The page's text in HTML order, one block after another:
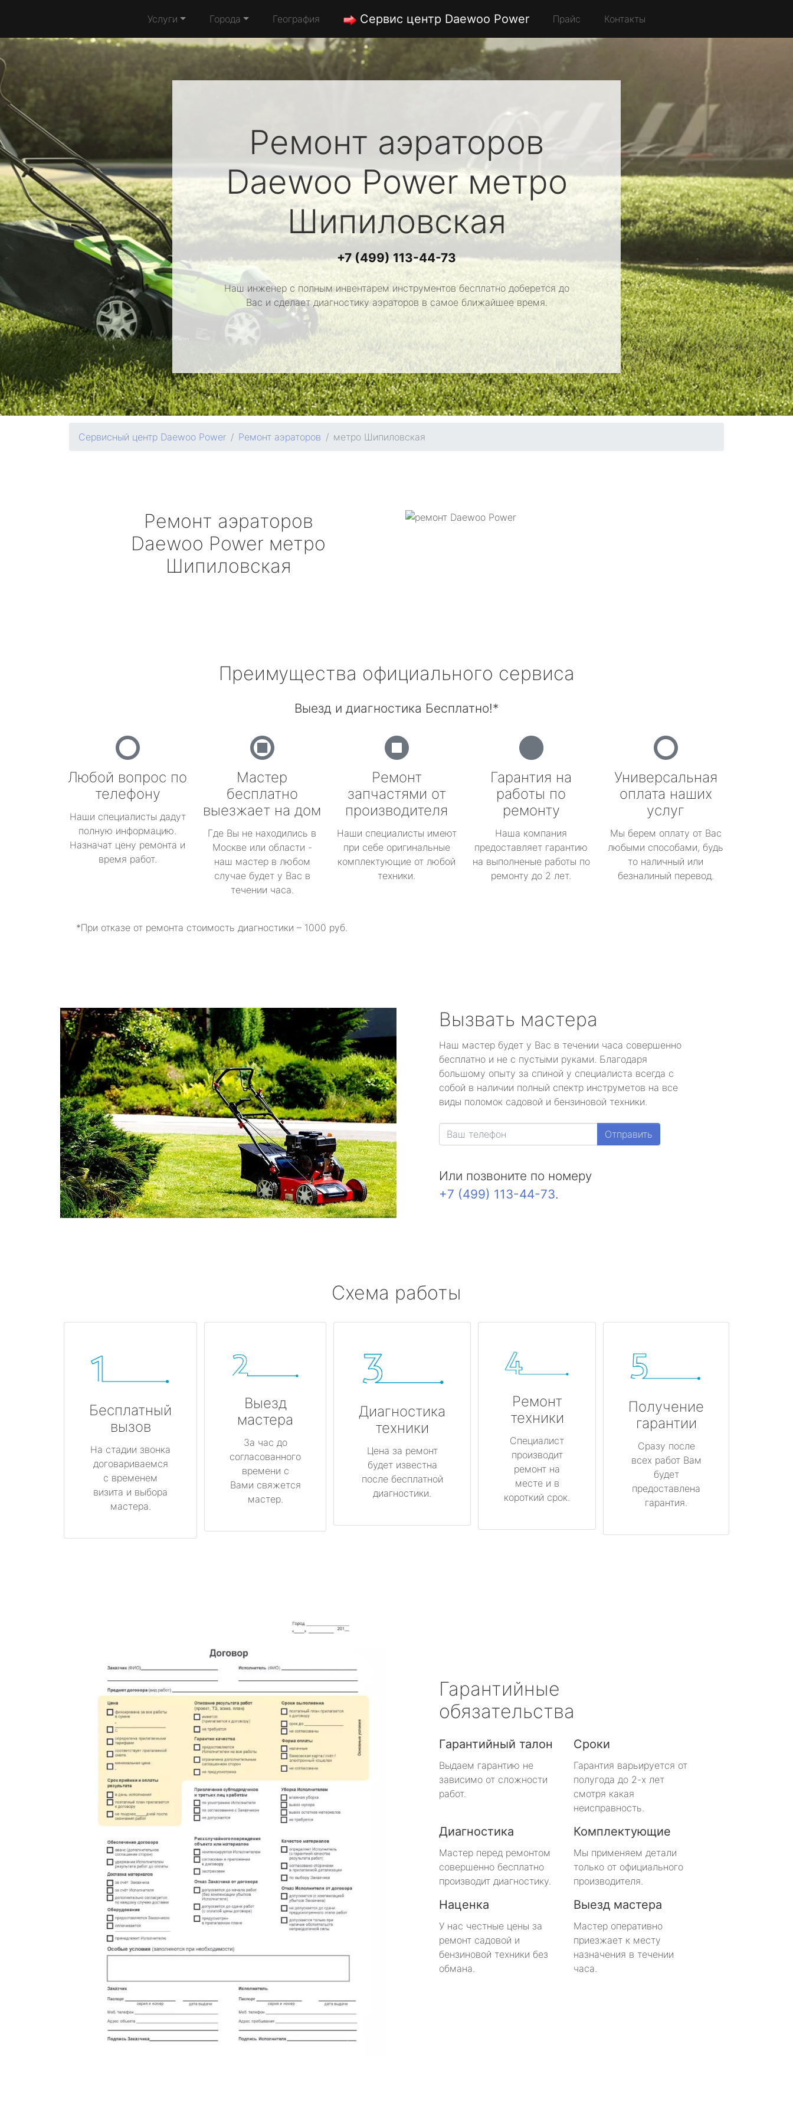
Услуги Города География Сервис центр Daewoo Power Прайс Контакты
Ремонт аэраторов
Daewoo Powerметро
Шипиловская
+7 (499) 113-44-73
Наш инженер с полным инвентарем инструментов бесплатно доберется до
Вас и сделает диагностику аэраторов в самое ближайшее время.
Сервисный центр Daewoo Power Ремонт аэраторов метро Шипиловская
Ремонт аэраторов
Daewoo Power метро
Шипиловская
Преимущества официального сервиса
Выезд и диагностика Бесплатно!*
Любой вопрос по
телефону
Наши специалисты дадут
полную информацию.
Назначат цену ремонта и
время работ.
Мастер
бесплатно
выезжает на дом
Где Вы не находились в
Москве или области -
наш мастер в любом
случае будет у Вас в
течении часа.
Ремонт
запчастями от
производителя
Наши специалисты имеют
при себе оригинальные
комплектующие от любой
техники.
Гарантия на
работы по
ремонту
Наша компания
предоставляет гарантию
на выполненые работы по
ремонту до 2 лет.
Универсальная
оплата наших
услуг
Мы берем оплату от Вас
любыми способами, будь
то наличный или
безналиный перевод.
*При отказе от ремонта стоимость диагностики – 1000 руб.
Вызвать мастера
Наш мастер будет у Вас в течении часа совершенно
бесплатно и не с пустыми руками. Благодаря
большому опыту за спиной у специалиста всегда с
собой в наличии полный спектр инструметов на все
виды поломок садовой и бензиновой техники.
Отправить
Или позвоните по номеру
+7 (499) 113-44-73.
Схема работы
Бесплатный
вызов
На стадии звонка
договариваемся
с временем
визита и выбора
мастера.
Выезд
мастера
За час до
согласованного
времени с
Вами свяжется
мастер.
Диагностика
техники
Цена за ремонт
будет известна
после бесплатной
диагностики.
Ремонт
техники
Специалист
производит
ремонт на
месте и в
короткий срок.
Получение
гарантии
Сразу после
всех работ Вам
будет
предоставлена
гарантия.
Гарантийные
обязательства
Гарантийный талон
Выдаем гарантию не
зависимо от сложности
работ.
Сроки
Гарантия варьируется от
полугода до 2-х лет
смотря какая
неисправность.
Диагностика
Мастер перед ремонтом
совершенно бесплатно
производит диагностику.
Комплектующие
Мы применяем детали
только от официального
производителя.
Наценка
У нас честные цены за
ремонт садовой и
бензиновой техники без
обмана.
Выезд мастера
Мастер оперативно
приезжает к месту
назначения в течении
часа.